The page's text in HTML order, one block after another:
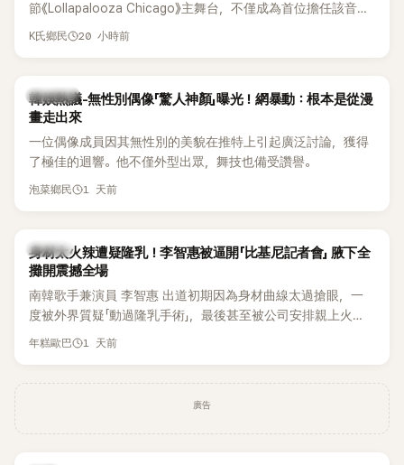
節《Lollapalooza Chicago》主舞台，不僅成為首位擔任該音樂
節Headliner（壓軸主秀）的K-POP女SOLO歌手，寫下全新紀
形容整場演出「就像一場豪華KTV」。
K氏鄉民 20 小時前
熱議討論
韓娛熱議-無性別偶像「驚人神顏」曝光！網暴動：根本是從漫
畫走出來
一位偶像成員因其無性別的美貌在推特上引起廣泛討論，獲得
了極佳的迴響。他不僅外型出眾，舞技也備受讚譽。
泡菜鄉民 1 天前
K-POP
身材太火辣遭疑隆乳！李智惠被逼開「比基尼記者會」 腋下全
攤開震撼全場
南韓歌手兼演員 李智惠 出道初期因為身材曲線太過搶眼，一
度被外界質疑「動過隆乳手術」，最後甚至被公司安排親上火
線，召開前所未見的「泳裝記者會」澄清。這場記者會後來還被
鎮》，邀請同時兼顧工作與育兒的演藝圈代表「媽媽群」——李智
惠、李賢怡、李恩亨，以第13位「My Star」身分登場，分享最真
年糕歐巴 1 天前
廣告